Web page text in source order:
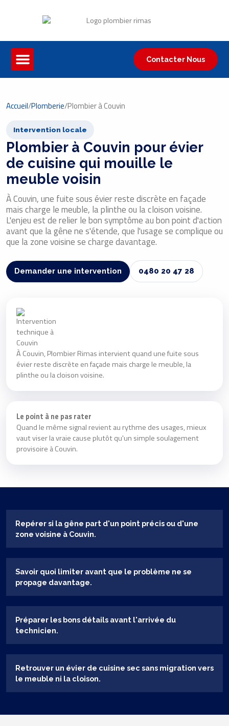
Contacter Nous
Accueil/Plomberie/Plombier à Couvin
Intervention locale
Plombier à Couvin pour évier
de cuisine qui mouille le
meuble voisin
À Couvin, une fuite sous évier reste discrète en façade
mais charge le meuble, la plinthe ou la cloison voisine.
L'enjeu est de relier le bon symptôme au bon point d'action
avant que la gêne ne s'étende, que l'usage se complique ou
que la zone voisine se charge davantage.
Demander une intervention 0480 20 47 28
À Couvin, Plombier Rimas intervient quand une fuite sous
évier reste discrète en façade mais charge le meuble, la
plinthe ou la cloison voisine.
Le point à ne pas rater
Quand le même signal revient au rythme des usages, mieux
vaut viser la vraie cause plutôt qu'un simple soulagement
provisoire à Couvin.
Repérer si la gêne part d'un point précis ou d'une
zone voisine à Couvin.
Savoir quoi limiter avant que le problème ne se
propage davantage.
Préparer les bons détails avant l'arrivée du
technicien.
Retrouver un évier de cuisine sec sans migration vers
le meuble ni la cloison.